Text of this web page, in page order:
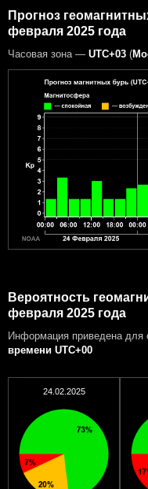
Прогноз
февраля 2025 года
Часовая зона — UTC+03 (
Вероятность
февраля 2025 года
Информация приведена для
времени UTC+00
24.02.2025